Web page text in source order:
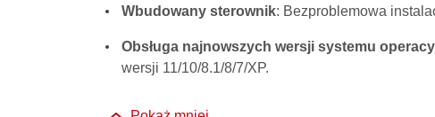
Wbudowany sterownik: Bezproblemowa
Obsługa najnowszych wersji systemu
wersji 11/10/8.1/8/7/XP.